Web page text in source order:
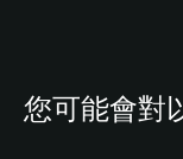
您可能會對